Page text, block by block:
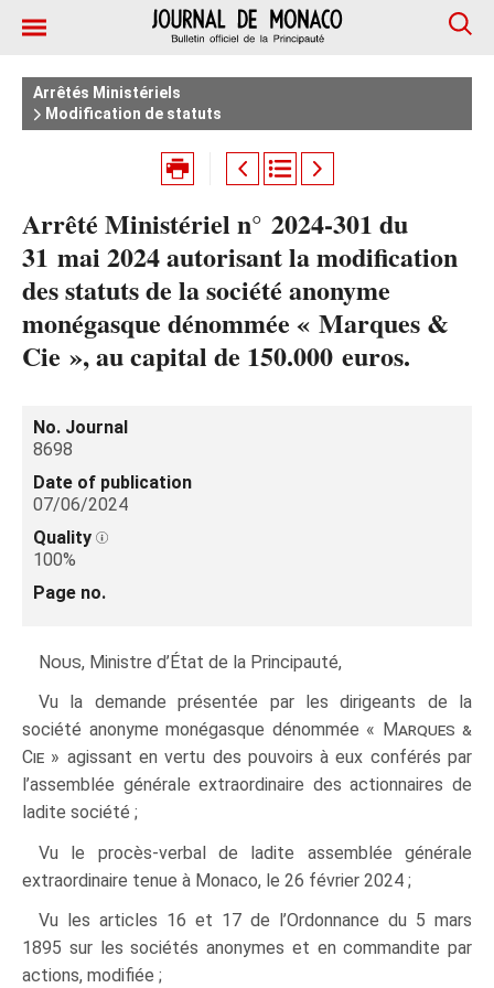
Arrêtés Ministériels
Modification de statuts
Arrêté Ministériel n° 2024‑301 du
31 mai 2024 autorisant la modification
des statuts de la société anonyme
monégasque dénommée « Marques &
Cie », au capital de 150.000 euros.
No. Journal
8698
Date of publication
07/06/2024
Quality
100%
Page no.
Nous, Ministre d’État de la Principauté,
Vu la demande présentée par les dirigeants de la
société anonyme monégasque dénommée « Marques &
Cie » agissant en vertu des pouvoirs à eux conférés par
l’assemblée générale extraordinaire des actionnaires de
ladite société ;
Vu le procès-verbal de ladite assemblée générale
extraordinaire tenue à Monaco, le 26 février 2024 ;
Vu les articles 16 et 17 de l’Ordonnance du 5 mars
1895 sur les sociétés anonymes et en commandite par
actions, modifiée ;